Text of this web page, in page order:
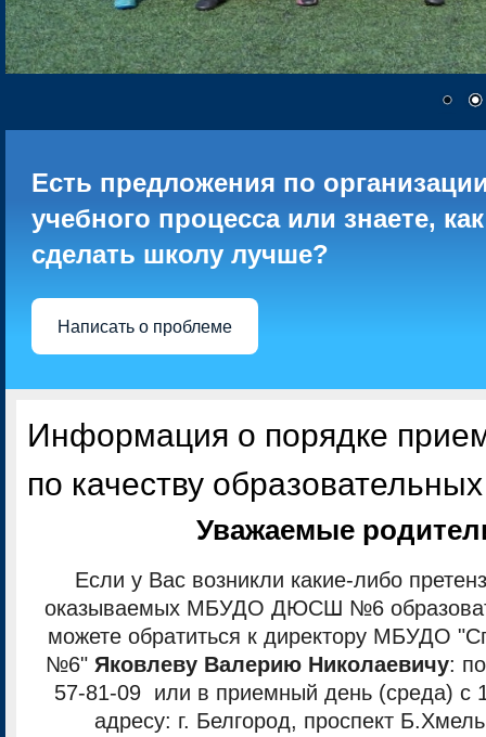
Есть предложения по
учебного процесса или знаете, как
сделать школу лучше?
Написать о проблеме
Информация о порядке
по качеству образовательных
Уважаемые
Если у Вас возникли какие-либо
оказываемых МБУДО ДЮСШ №6
можете обратиться к директору МБУДО
№6" Яковлеву Валерию Николаевичу:
57-81-09 или в приемный день (среда) с
адресу: г. Белгород, проспект